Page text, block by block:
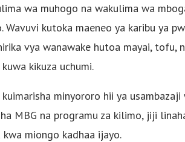
wa muhogo na wakulima wa
kutoka maeneo ya karibu ya
vya wanawake hutoa mayai, tofu,
kikuza uchumi.
minyororo hii ya
MBG na programu za kilimo, jiji
miongo kadhaa ijayo.